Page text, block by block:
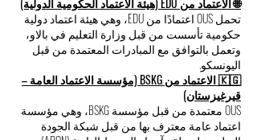
التربية والتعليم في دولة الإمارات العربية المتحدة
للاعتراف بالمؤسسات الأجنبية.
🌐 الاعتماد من EDU (هيئة الاعتماد الحكومية الدولية)
تحمل OUS اعتمادًا من EDU، وهي هيئة اعتماد دولية
حكومية تأسست من قبل وزارة التعليم في بالاو،
وتعمل بالتوافق مع المبادرات المعتمدة من قبل
اليونسكو.
🇰🇬 الاعتماد من BSKG (مؤسسة الاعتماد العامة –
قيرغيزستان)